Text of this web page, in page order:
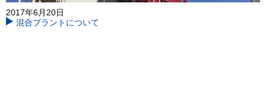
2017年6月20日
混合プラントについて